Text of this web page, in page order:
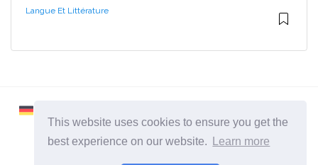
This website uses cookies to ensure you get the
best experience on our website.
Learn more
Langue Et Littérature